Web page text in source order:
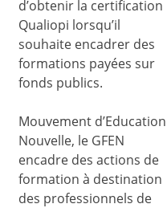
d’obtenir la certification
Qualiopi lorsqu’il
souhaite encadrer des
formations payées sur
fonds publics.
Mouvement d’Education
Nouvelle, le GFEN
encadre des actions de
formation à destination
des professionnels de